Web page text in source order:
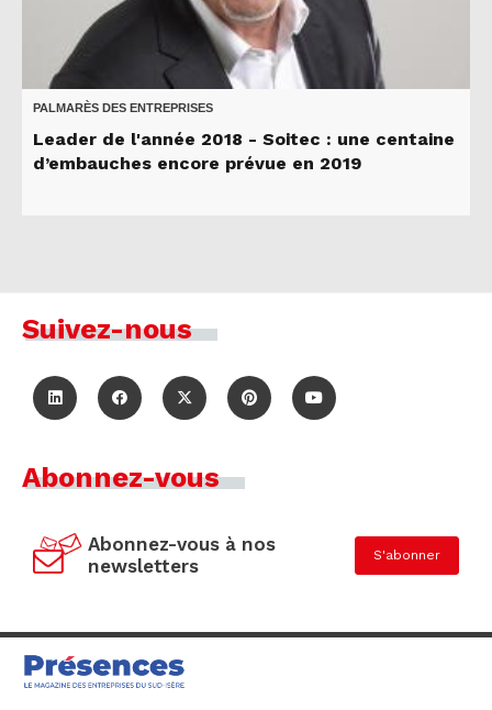
PALMARÈS DES ENTREPRISES
Leader de l'année 2018 - Soitec : une centaine
d’embauches encore prévue en 2019
Suivez-nous
Abonnez-vous
Abonnez-vous à nos
newsletters
S'abonner